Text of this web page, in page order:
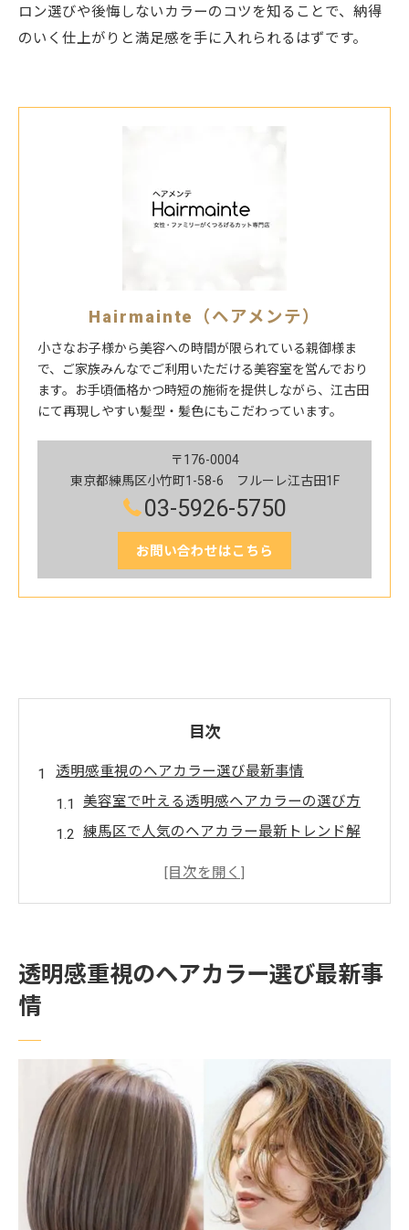
ロン選びや後悔しないカラーのコツを知ることで、納得
のいく仕上がりと満足感を手に入れられるはずです。
Hairmainte（ヘアメンテ）
小さなお子様から美容への時間が限られている親御様ま
で、ご家族みんなでご利用いただける美容室を営んでおり
ます。お手頃価格かつ時短の施術を提供しながら、江古田
にて再現しやすい髪型・髪色にもこだわっています。
〒176-0004
東京都練馬区小竹町1-58-6 フルーレ江古田1F
03-5926-5750
お問い合わせはこちら
目次
透明感重視のヘアカラー選び最新事情
美容室で叶える透明感ヘアカラーの選び方
練馬区で人気のヘアカラー最新トレンド解
安い美容室でも透明感カラーは叶う？
美容室選びで失敗しない髪色チェンジ術
練馬区の美容室体験で理想の髪色に出会う
口コミで選ぶ美容室の髪色チェンジ事例
カラーリングが得意な美容室活用のコツ
美容室予約前に知るべきヘアカラー体験談
ヘアカラーが上手い美容院のポイント解説
透明感重視のヘアカラー選び最新事
情